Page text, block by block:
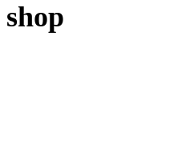
shop